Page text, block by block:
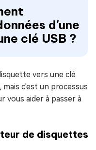
d'une
clé USB ?
vers une clé
c'est un processus
vous aider à passer à
de disquettes